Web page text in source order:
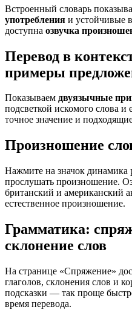
Встроенный словарь
употребления и устойчивые
доступна озвучка
Перевод в
примеры
Показываем двуязычные
подсветкой искомого слова
точное значение и
Произношение
Нажмите на значок динамика
прослушать произношение.
британский и американский
естественное произношение.
Грамматика:
склонение слов
На странице «Спряжение»
глаголов, склонения слов и
подсказки — так проще
время перевода.